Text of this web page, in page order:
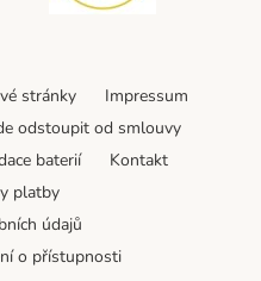
stránky
Impressum
odstoupit od smlouvy
baterií
Kontakt
platby
údajů
o přístupnosti